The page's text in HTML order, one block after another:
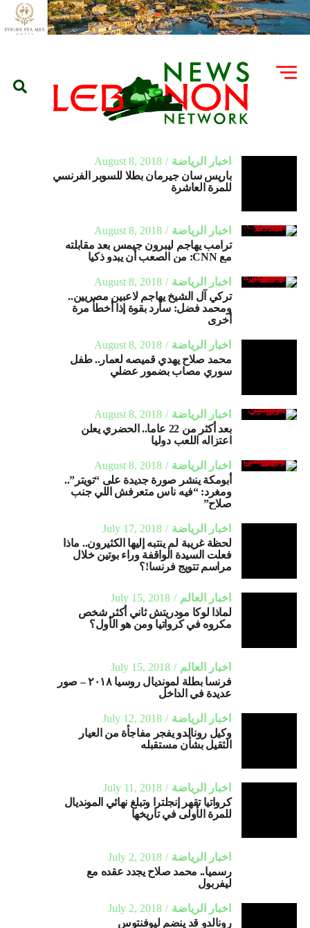
اخبار الرياضة
August 8, 2018
باريس سان جيرمان بطلا للسوبر الفرنسي
للمرة العاشرة
اخبار الرياضة
August 8, 2018
ترامب يهاجم ليبرون جيمس بعد مقابلته
مع CNN: من الصعب أن يبدو ذكيا
اخبار الرياضة
August 8, 2018
تركي آل الشيخ يهاجم لاعبين مصريين..
ومحمد فضل: سأرد بقوة إذا أخطأ مرة
أخرى
اخبار الرياضة
August 8, 2018
محمد صلاح يهدي قميصه لعمار.. طفل
سوري مصاب بضمور عضلي
اخبار الرياضة
August 8, 2018
بعد أكثر من 22 عاما.. الحضري يعلن
اعتزاله اللعب دوليا
اخبار الرياضة
August 8, 2018
أبومكة ينشر صورة جديدة على “تويتر”..
ومغرد: “فيه ناس متعرفش اللي جنب
صلاح”
اخبار الرياضة
July 17, 2018
لحظة غريبة لم ينتبه إليها الكثيرون.. ماذا
فعلت السيدة الواقفة وراء بوتين خلال
مراسم تتويج فرنسا!؟
أخبار العالم
July 15, 2018
لماذا لوكا مودريتش ثاني أكثر شخص
مكروه في كرواتيا ومن هو الأول؟
عديدة في الداخل
اخبار الرياضة
July 12, 2018
وكيل رونالدو يفجر مفاجأة من العيار
الثقيل بشأن مستقبله
كرواتيا تقهر إنجلترا وتبلغ نهائي المونديال
للمرة الأولى في تاريخها
رسميا.. محمد صلاح يجدد عقده مع
ليفربول
اخبار الرياضة
رونالدو قد ينضم ليوفنتوس